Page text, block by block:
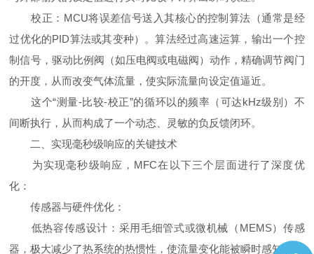
校正：MCU将误差信号送入其核心的控制算法（通常是经
过优化的PID算法或其变种）。算法经过高速运算，输出一个控
制信号，驱动比例阀（如压电阀或电磁阀）动作，精确调节阀门
的开度，从而改变气体流量，使实际流量向设定值逼近。
这个“测量-比较-校正”的循环以的频率（可达kHz级别）不
间断执行，从而构成了一个动态、灵敏的负反馈闭环。
二、实现毫秒级响应的关键技术
为实现毫秒级响应，MFC在以下三个层面进行了深度优
化：
传感器与硬件优化：
低热容传感设计：采用毛细管式或微机械（MEMS）传感
器，极大减少了热系统的热惯性，使流量变化能被瞬时感知。